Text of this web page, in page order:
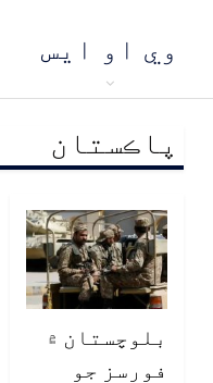
وي او ايس
پاڪستان مُنڍ
پاڪستان
بلوچستان ۾
فورسز جو